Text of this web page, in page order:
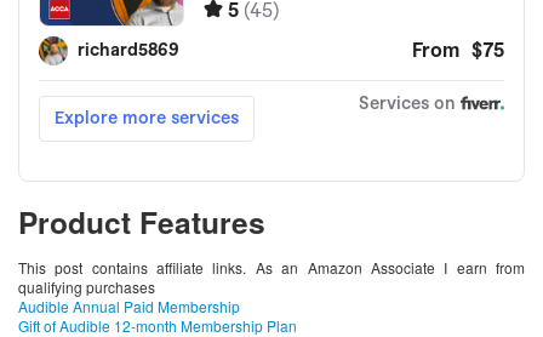
Product Features
This post contains affiliate links. As an Amazon Associate I earn from
qualifying purchases
Audible Annual Paid Membership
Gift of Audible 12-month Membership Plan